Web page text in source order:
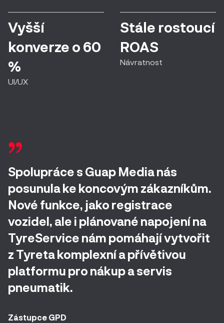
Vyšší
konverze o 60
%
UI/UX
Stále rostoucí
ROAS
Návratnost
Spolupráce s Guap Media nás
posunula ke koncovým zákazníkům.
Nové funkce, jako registrace
vozidel, ale i plánované napojení na
TyreService nám pomáhají vytvořit
z Tyreta komplexní a přívětivou
platformu pro nákup a servis
pneumatik.
Zástupce GPD